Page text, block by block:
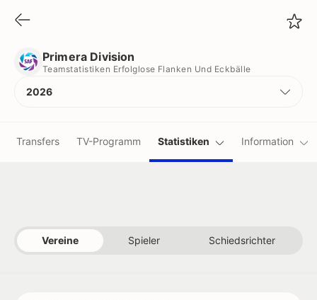
Primera Division
Teamstatistiken Erfolglose Flanken Und Eckbälle
2026
Transfers TV-Programm Statistiken Information
Vereine Spieler Schiedsrichter